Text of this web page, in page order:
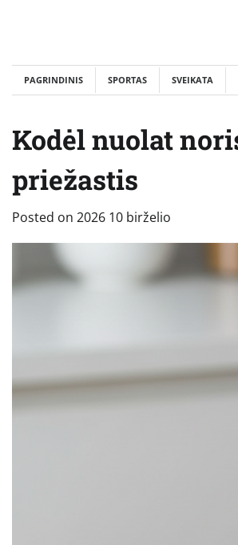
PAGRINDINIS SPORTAS SVEIKATA
Kodėl nuolat
priežastis
Posted on 2026 10 birželio